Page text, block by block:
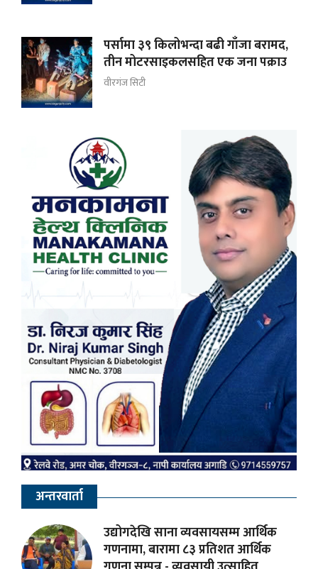
पर्सामा ३९ किलोभन्दा बढी गाँजा बरामद,
तीन मोटरसाइकलसहित एक जना पक्राउ
वीरगंज सिटी
अन्तरवार्ता
उद्योगदेखि साना व्यवसायसम्म आर्थिक
गणनामा, बारामा ८३ प्रतिशत आर्थिक